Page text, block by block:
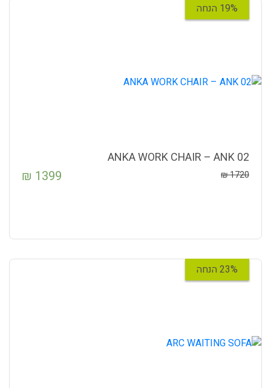
19% הנחה
ANKA WORK CHAIR – ANK 02
1720
₪
1399
₪
23% הנחה